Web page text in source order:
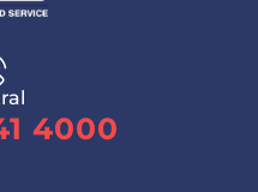
4000